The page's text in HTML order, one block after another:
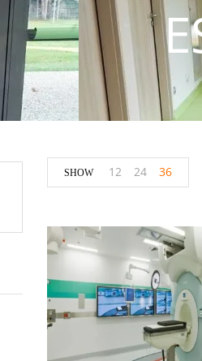
SHOW 12 24 36